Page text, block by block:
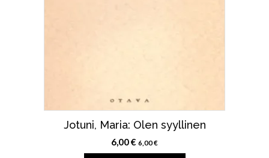
Jotuni, Maria: Olen syyllinen
6,00€ 6,00€